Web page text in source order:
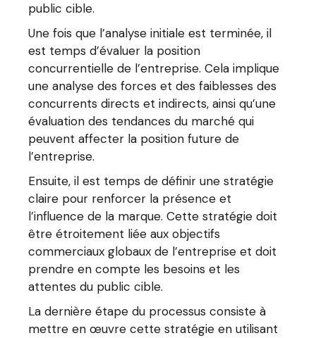
public cible.
Une fois que l’analyse initiale est terminée, il
est temps d’évaluer la position
concurrentielle de l’entreprise. Cela implique
une analyse des forces et des faiblesses des
concurrents directs et indirects, ainsi qu’une
évaluation des tendances du marché qui
peuvent affecter la position future de
l’entreprise.
Ensuite, il est temps de définir une stratégie
claire pour renforcer la présence et
l’influence de la marque. Cette stratégie doit
être étroitement liée aux objectifs
commerciaux globaux de l’entreprise et doit
prendre en compte les besoins et les
attentes du public cible.
La dernière étape du processus consiste à
mettre en œuvre cette stratégie en utilisant